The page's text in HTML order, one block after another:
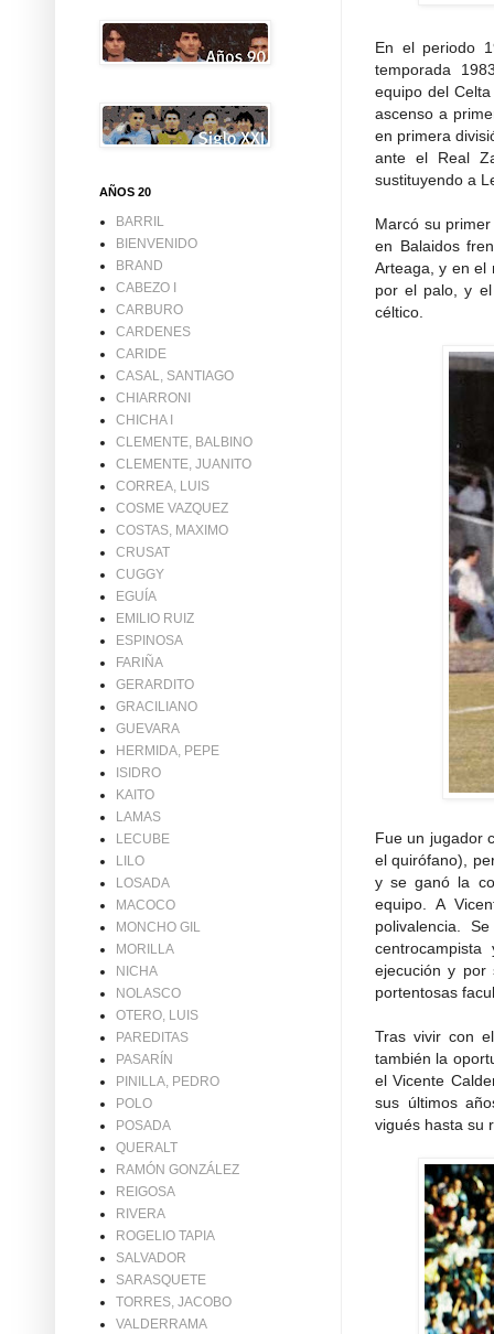
En el periodo
temporada
equipo del
ascenso a
en primera
ante el Real
sustituyendo a
Marcó su
en Balaidos
Arteaga, y en el
por el palo, y
céltico.
Fue un jugador
el quirófano),
y se ganó la
equipo. A
polivalencia.
ejecución y por
portentosas
Tras vivir con
también la
el Vicente
sus últimos
vigués hasta su
AÑOS 20
BARRIL
BIENVENIDO
BRAND
CABEZO I
CARBURO
CARDENES
CARIDE
CASAL, SANTIAGO
CHIARRONI
CHICHA I
CLEMENTE, BALBINO
CLEMENTE, JUANITO
CORREA, LUIS
COSME VAZQUEZ
COSTAS, MAXIMO
CRUSAT
CUGGY
EGUÍA
EMILIO RUIZ
ESPINOSA
FARIÑA
GERARDITO
GRACILIANO
GUEVARA
HERMIDA, PEPE
ISIDRO
KAITO
LAMAS
LECUBE
LILO
LOSADA
MACOCO
MONCHO GIL
MORILLA
NICHA
NOLASCO
OTERO, LUIS
PAREDITAS
PASARÍN
PINILLA, PEDRO
POLO
POSADA
QUERALT
RAMÓN GONZÁLEZ
REIGOSA
RIVERA
ROGELIO TAPIA
SALVADOR
SARASQUETE
TORRES, JACOBO
VALDERRAMA